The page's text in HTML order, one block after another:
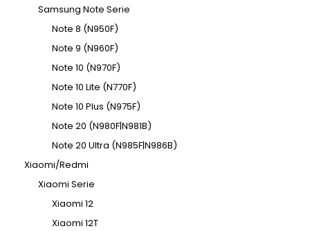
Samsung Note Serie
Note 8 (N950F)
Note 9 (N960F)
Note 10 (N970F)
Note 10 Lite (N770F)
Note 10 Plus (N975F)
Note 20 (N980F|N981B)
Note 20 Ultra (N985F|N986B)
Xiaomi/Redmi
Xiaomi Serie
Xiaomi 12
Xiaomi 12T